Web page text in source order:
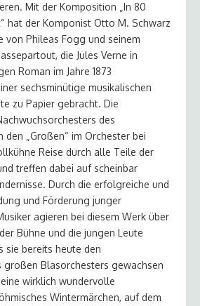
Mit der Komposition „In 80
hat der Komponist Otto M. Schwarz
von Phileas Fogg und seinem
die Jules Verne in
Roman im Jahre 1873
sechsminütige musikalischen
zu Papier gebracht. Die
des
den „Großen“ im Orchester bei
Reise durch alle Teile der
treffen dabei auf scheinbar
Durch die erfolgreiche und
und Förderung junger
agieren bei diesem Werk über
Bühne und die jungen Leute
sie bereits heute den
großen Blasorchesters gewachsen
wirklich wundervolle
Wintermärchen, auf dem